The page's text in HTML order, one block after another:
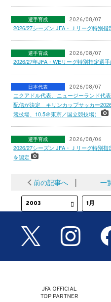
選手育成 2026/08/07
2026/27シーズン JFA・Ｊリーグ特別
選手育成 2026/08/07
2026/27年JFA・WEリーグ特別指定選
日本代表 2026/08/07
エクアドル代表、ニュージーランド代
配信が決定 キリンカップサッカー
競技場、10.5＠東京／国立競技場）
選手育成 2026/08/06
2026/27シーズン JFA・Ｊリーグ特別指
を認定
前の記事へ │ 一
JFA OFFICIAL
TOP PARTNER